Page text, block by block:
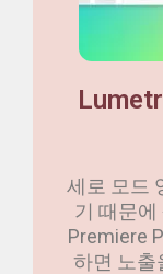
세로 모드
기 때문
Premiere
하면 노출